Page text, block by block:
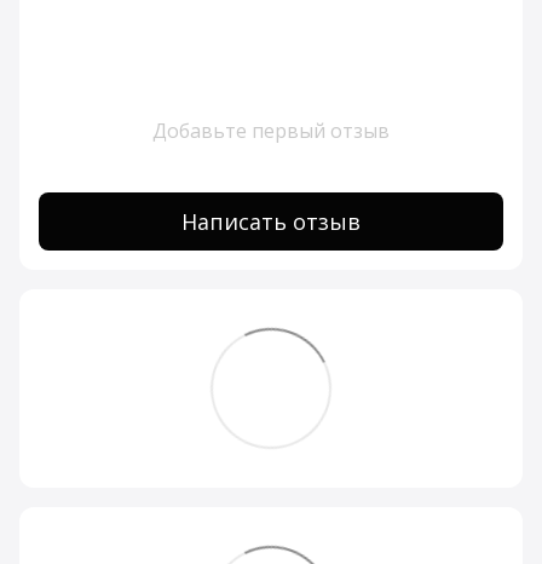
Добавьте первый отзыв
Написать отзыв